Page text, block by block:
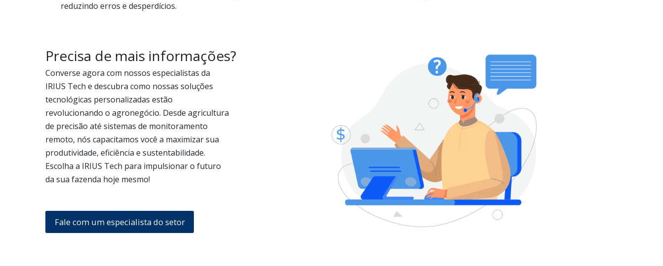
reduzindo erros e desperdícios.
Precisa de mais informações?
Converse agora com nossos especialistas da
IRIUS Tech e descubra como nossas soluções
tecnológicas personalizadas estão
revolucionando o agronegócio. Desde agricultura
de precisão até sistemas de monitoramento
remoto, nós capacitamos você a maximizar sua
produtividade, eficiência e sustentabilidade.
Escolha a IRIUS Tech para impulsionar o futuro
da sua fazenda hoje mesmo!
Fale com um especialista do setor